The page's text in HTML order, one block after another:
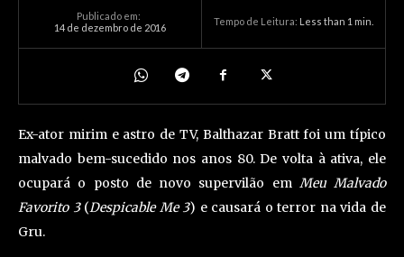
Publicado em:
14 de dezembro de 2016
Tempo de Leitura: Less than 1 min.
Ex-ator mirim e astro de TV, Balthazar Bratt foi um típico
malvado bem-sucedido nos anos 80. De volta à ativa, ele
ocupará o posto de novo supervilão emMeu Malvado
Favorito 3 (Despicable Me 3) e causará o terror na vida de
Gru.